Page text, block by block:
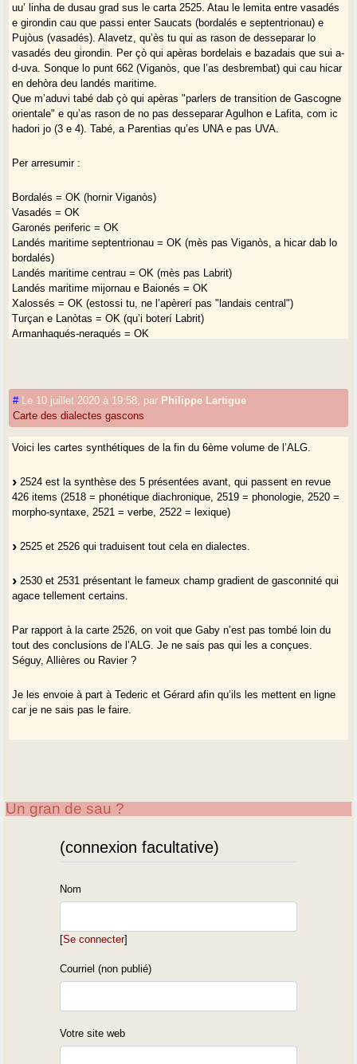
uu’ linha de dusau grad sus le carta 2525. Atau le lemita entre vasadés
e girondin cau que passi enter Saucats (bordalés e septentrionau) e
Pujòus (vasadés). Alavetz, qu’ès tu qui as rason de desseparar lo
vasadés deu girondin. Per çò qui apèras bordelais e bazadais que sui a-
d-uva. Sonque lo punt 662 (Viganòs, que l’as desbrembat) qui cau hicar
en dehòra deu landés maritime.
Que m’aduvi tabé dab çò qui apèras "parlers de transition de Gascogne
orientale" e qu’as rason de no pas desseparar Agulhon e Lafita, com ic
hadori jo (3 e 4). Tabé, a Parentias qu’es UNA e pas UVA.
Per arresumir :
Bordalés = OK (hornir Viganòs)
Vasadés = OK
Garonés periferic = OK
Landés maritime septentrionau = OK (mès pas Viganòs, a hicar dab lo
bordalés)
Landés maritime centrau = OK (mès pas Labrit)
Landés maritime mijornau e Baionés = OK
Xalossés = OK (estossi tu, ne l’apèrerí pas "landais central")
Turçan e Lanòtas = OK (qu’i boterí Labrit)
Armanhaqués-neraqués = OK
Per l’aute carta :
Gascon septentrionau = no, ne dixerí pas sonque lo bordalés com
jo (-èir ne sufís pas com critèri).
Gascon mijornau = OK.
anadas a (ne sèi pas mèi se les as). Que cau amassar 3 e 4,
Tà çò de mèi, qu’es hòrt pròixe de le toa sintèsi. Un còp de mèi, qu’as
hèit hòrt un bon tribalh. Un de’quiths jorns, que carràs vir véder l’ALG 6.
# Le 10 juillet 2020 à 19:58 par Philippe Lartigue
Carte des dialectes gascons
Voici les cartes synthétiques de la fin du 6ème volume de l’ALG.
2524 est la synthèse des 5 présentées avant, qui passent en revue
426 items (2518 = phonétique diachronique, 2519 = phonologie, 2520 =
morpho-syntaxe, 2521 = verbe, 2522 = lexique)
2525 et 2526 qui traduisent tout cela en dialectes.
2530 et 2531 présentant le fameux champ gradient de gasconnité qui
agace tellement certains.
Par rapport à la carte 2526, on voit que Gaby n’est pas tombé loin du
tout des conclusions de l’ALG. Je ne sais pas qui les a conçues.
Séguy, Allières ou Ravier ?
Je les envoie à part à Tederic et Gérard afin qu’ils les mettent en ligne
car je ne sais pas le faire.
Un gran de sau ?
(connexion facultative)
Nom
[Se connecter]
Courriel (non publié)
Votre site web